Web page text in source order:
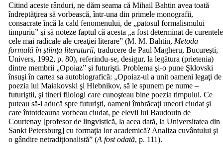
Citind aceste rânduri, ne dăm seama că Mihail Bahtin avea toată
îndreptăţirea să vorbească, într-una din primele monografii,
consacrate încă la cald fenomenului, de „patosul formalismului
timpuriu” şi să noteze faptul că acesta „a fost determinat de curentele
cele mai radicale ale creaţiei literare” (M. M. Bahtin, Metoda
formală în ştiinţa literaturii, traducere de Paul Magheru, Bucureşti,
Univers, 1992, p. 80), referindu-se, desigur, la legătura (prietenia)
dintre membrii „Opoiaz” şi futurişti. Problema şi-o pune Şklovski
însuşi în cartea sa autobiografică: „Opoiaz-ul a unit oameni legaţi de
poezia lui Maiakovski şi Hlebnikov, să le spunem pe nume –
futuriştii, şi tineri filologi care cunoşteau bine poezia timpului. Ce
puteau să-i aducă spre futurişti, oameni îmbrăcaţi uneori ciudat şi
care întotdeauna vorbeau ciudat, pe elevii lui Baudouin de
Courtenay [profesor de lingvistică, la acea dată, la Universitatea din
Sankt Petersburg] cu formaţia lor academică? Analiza cuvântului şi
o gândire netradiţionalistă” (A fost odată, p. 111).